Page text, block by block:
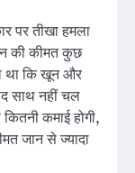
पर तीखा हमला
की कीमत कुछ
था कि खून और
साथ नहीं चल
कमाई होगी,
जान से ज्यादा